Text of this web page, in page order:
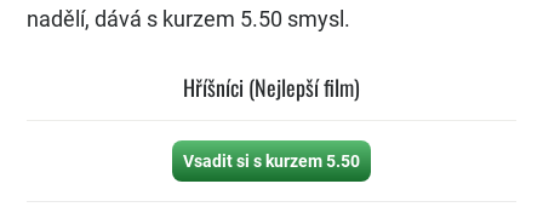
nadělí, dává s kurzem 5.50 smysl.
Hříšníci (Nejlepší film)
Vsadit si s kurzem 5.50